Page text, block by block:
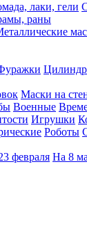
лаки, гели
раны
Маски на
Военные
Игрушки
Роботы
февраля На 8